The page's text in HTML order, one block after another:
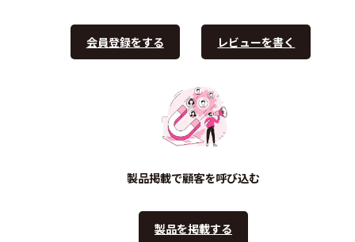
会員登録をする レビューを書く
製品掲載で顧客を呼び込む
製品を掲載する